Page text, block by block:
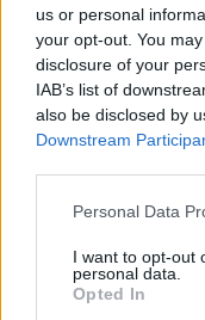
us or personal
your opt-out. You
disclosure of your
IAB’s list of
also be disclosed by
Downstream
Personal Data
I want to opt-out
personal data.
Opted In
Debe de estar
Debe de
Debe de
Debe de
Debe de
caracteres
Confirme su